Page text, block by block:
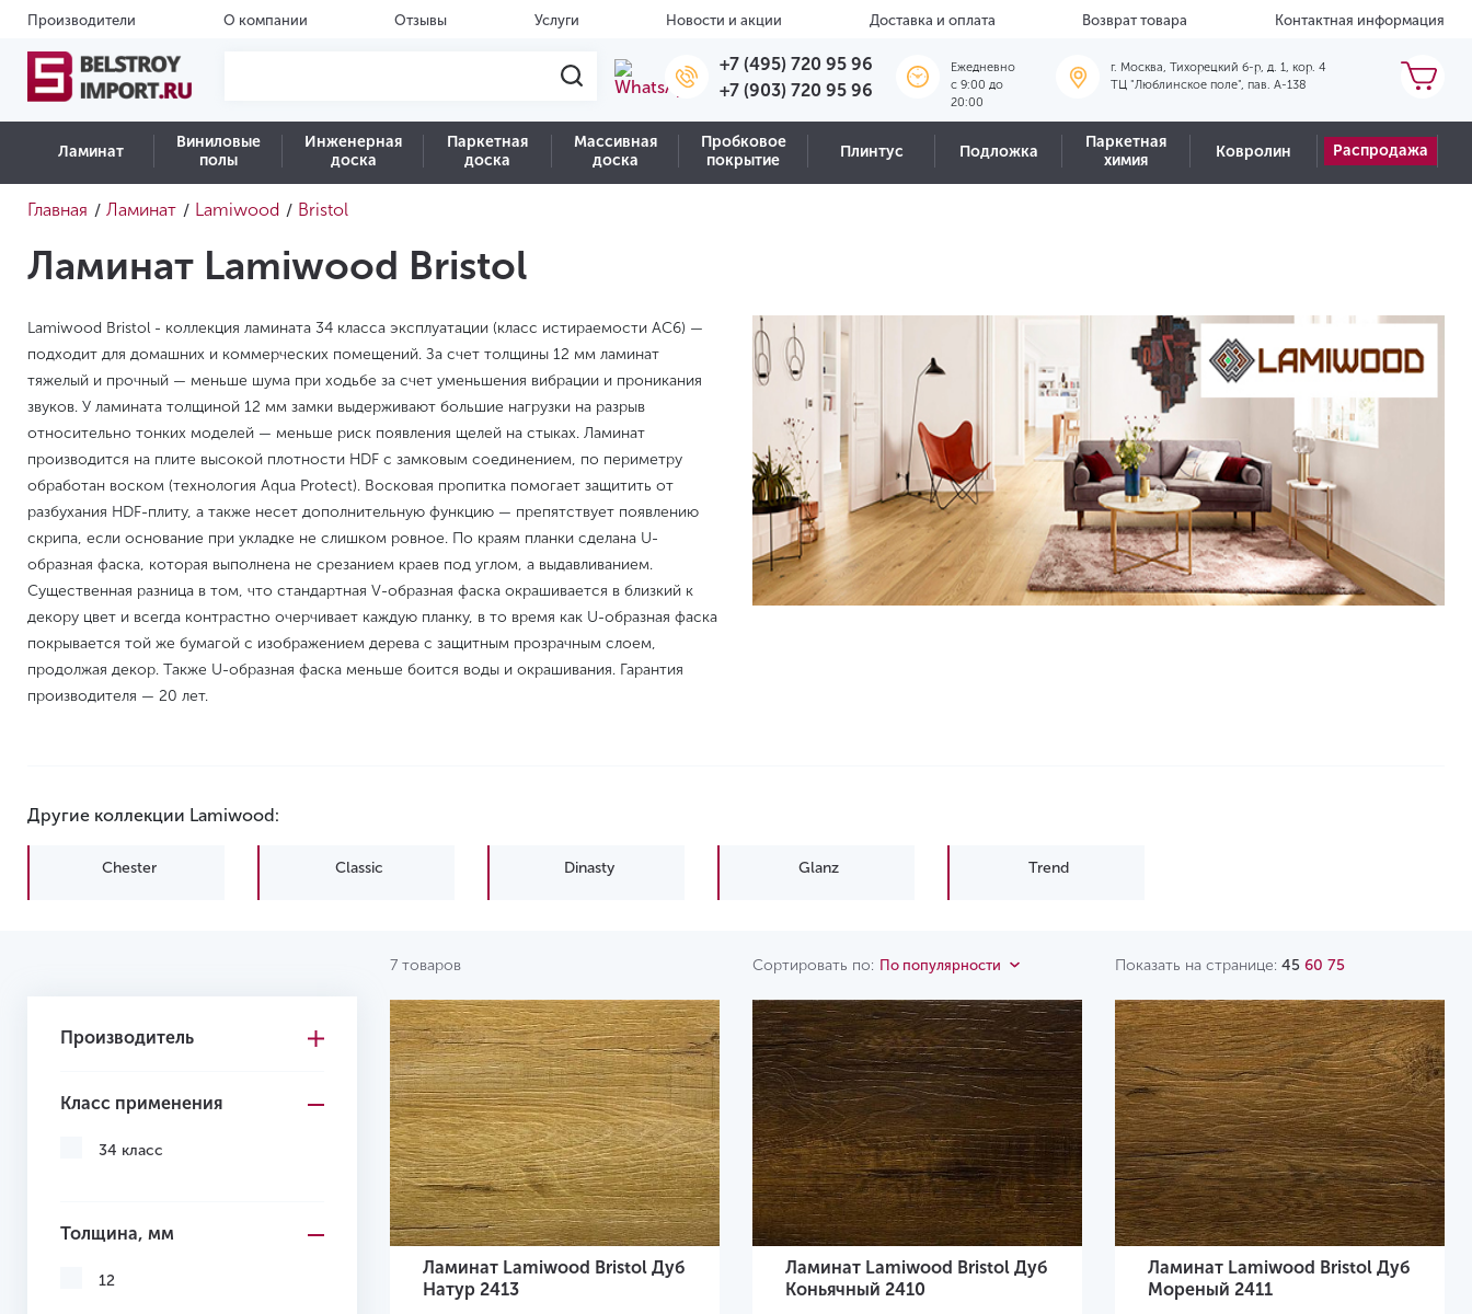
Производители О компании Отзывы Услуги Новости и акции Доставка и оплата Возврат товара Контактная информация
+7 (495) 720 95 96
+7 (903) 720 95 96
Ежедневно
c 9:00 до
20:00
г. Москва, Тихорецкий б-р, д. 1, кор. 4
ТЦ "Люблинское поле", пав. А-138
Ламинат
Виниловые
полы
Инженерная
доска
Паркетная
доска
Массивная
доска
Пробковое
покрытие
Плинтус Подложка
Паркетная
химия
Ковролин Распродажа
Главная / Ламинат / Lamiwood / Bristol
Ламинат Lamiwood Bristol
Lamiwood Bristol - коллекция ламината 34 класса эксплуатации (класс истираемости AC6) —
подходит для домашних и коммерческих помещений. За счет толщины 12 мм ламинат
тяжелый и прочный — меньше шума при ходьбе за счет уменьшения вибрации и проникания
звуков. У ламината толщиной 12 мм замки выдерживают большие нагрузки на разрыв
относительно тонких моделей — меньше риск появления щелей на стыках. Ламинат
производится на плите высокой плотности HDF с замковым соединением, по периметру
обработан воском (технология Aqua Protect). Восковая пропитка помогает защитить от
разбухания HDF-плиту, а также несет дополнительную функцию — препятствует появлению
скрипа, если основание при укладке не слишком ровное. По краям планки сделана U-
образная фаска, которая выполнена не срезанием краев под углом, а выдавливанием.
Существенная разница в том, что стандартная V-образная фаска окрашивается в близкий к
декору цвет и всегда контрастно очерчивает каждую планку, в то время как U-образная фаска
покрывается той же бумагой с изображением дерева с защитным прозрачным слоем,
продолжая декор. Также U-образная фаска меньше боится воды и окрашивания. Гарантия
производителя — 20 лет.
Другие коллекции Lamiwood:
Chester Classic Dinasty Glanz Trend
7 товаров Сортировать по: По популярности Показать на странице: 45 60 75
Производитель
Класс применения
34 класс
Толщина, мм
12
Ламинат Lamiwood Bristol Дуб
Натур 2413
Ламинат Lamiwood Bristol Дуб
Коньячный 2410
Ламинат Lamiwood Bristol Дуб
Мореный 2411